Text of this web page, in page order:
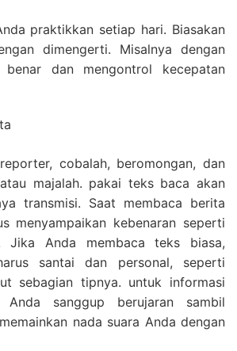
praktikkan setiap hari. Biasakan
dimengerti. Misalnya dengan
dan mengontrol kecepatan
cobalah, beromongan, dan
majalah. pakai teks baca akan
transmisi. Saat membaca berita
menyampaikan kebenaran seperti
Jika Anda membaca teks biasa,
santai dan personal, seperti
sebagian tipnya. untuk informasi
Anda sanggup berujaran sambil
nada suara Anda dengan